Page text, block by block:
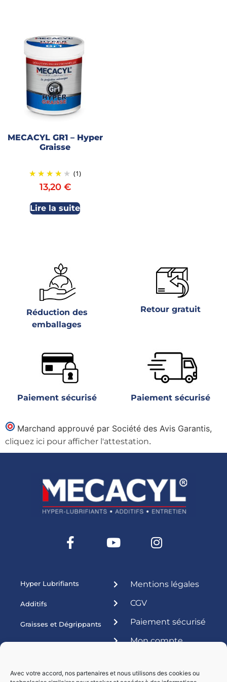
Avec votre accord, nos partenaires et nous utilisons des cookies ou
MECACYL GR1 – Hyper
Graisse
(1)
13,20 €
Lire la suite
Réduction des
emballages
Retour gratuit
Paiement sécurisé Paiement sécurisé
Marchand approuvé par Société des Avis Garantis,
cliquez ici pour afficher l'attestation.
Hyper Lubrifiants
Additifs
Graisses et Dégrippants
Produits ateliers
Mentions légales
CGV
Paiement sécurisé
Mon compte